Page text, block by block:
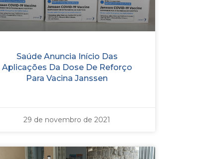
Saúde Anuncia Início Das
Aplicações Da Dose De Reforço
Para Vacina Janssen
29 de novembro de 2021